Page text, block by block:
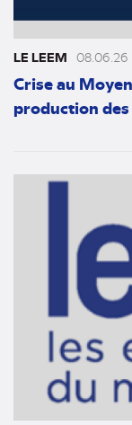
LE LEEM 08.06.26
Crise au
production